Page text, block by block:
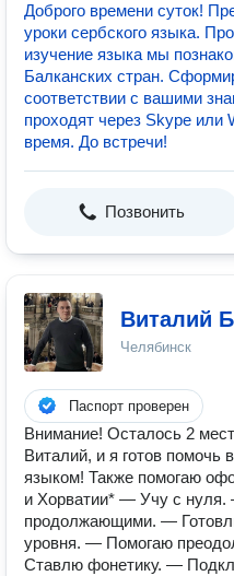
Доброго времени суток!
уроки сербского языка.
изучение языка мы
Балканских стран.
соответствии с вашими
проходят через Skype или
время. До встречи!
Позвонить
Виталий
Челябинск
Паспорт проверен
️Внимание! Осталось 2
Виталий, и я гoтoв пoмoчь
языкoм! Также помогаю
и Хорватии* — Учу с
продолжающими. —
уровня. — Помогаю
Ставлю фонетику. —